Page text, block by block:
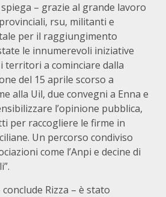
– grazie al grande lavoro
rsu, militanti e
per il raggiungimento
le innumerevoli iniziative
a cominciare dalla
del 15 aprile scorso a
alla Uil, due convegni a Enna e
l’opinione pubblica,
per raccogliere le firme in
Un percorso condiviso
come l’Anpi e decine di
Rizza – è stato